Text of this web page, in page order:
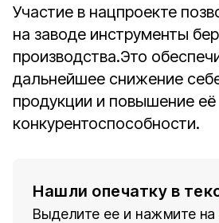
Участие в нацпроекте
на заводе инструменты
производства.Это
дальнейшее снижение
продукции и повышение её
конкурентоспособности.
Нашли опечатку в
Выделите ее и нажмите на